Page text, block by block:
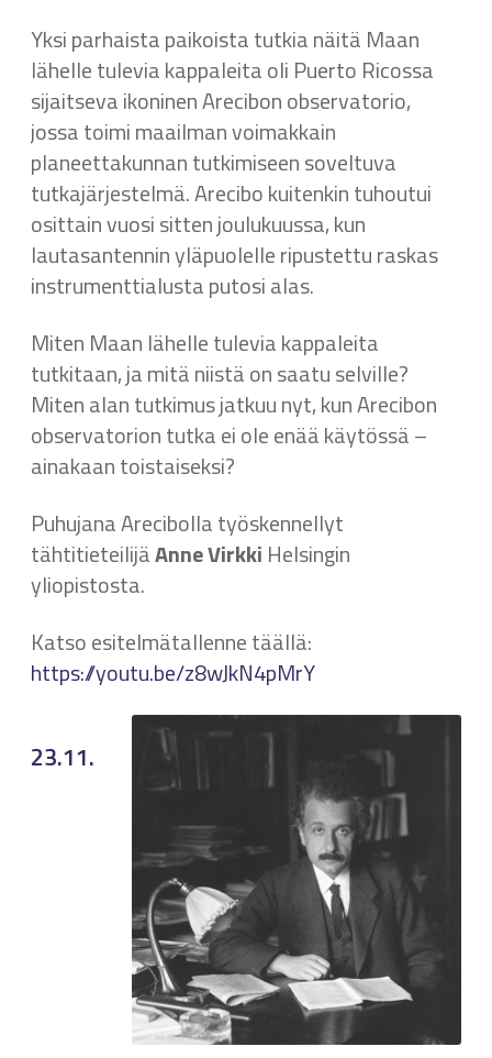
Yksi parhaista paikoista tutkia näitä Maan
lähelle tulevia kappaleita oli Puerto Ricossa
sijaitseva ikoninen Arecibon observatorio,
jossa toimi maailman voimakkain
planeettakunnan tutkimiseen soveltuva
tutkajärjestelmä. Arecibo kuitenkin tuhoutui
osittain vuosi sitten joulukuussa, kun
lautasantennin yläpuolelle ripustettu raskas
instrumenttialusta putosi alas.
Miten Maan lähelle tulevia kappaleita
tutkitaan, ja mitä niistä on saatu selville?
Miten alan tutkimus jatkuu nyt, kun Arecibon
observatorion tutka ei ole enää käytössä –
ainakaan toistaiseksi?
Puhujana Arecibolla työskennellyt
tähtitieteilijäAnne Virkki Helsingin
yliopistosta.
Katso esitelmätallenne täällä:
https://youtu.be/z8wJkN4pMrY
23.11.